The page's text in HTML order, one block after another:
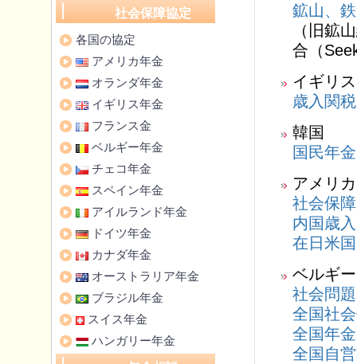
鉱山、
（旧鉱
合（
イギリス
歳入関
韓国
国民年
アメリカ
社会保
内国歳
在日米
ベルギー
社会問
全国社
全国年
全国自
社会保障協定
各国の協定
アメリカ年金
オランダ年金
イギリス年金
フランス金
ベルギー年金
チェコ年金
スペイン年金
アイルランド年金
ドイツ年金
カナダ年金
オーストラリア年金
ブラジル年金
スイス年金
ハンガリー年金